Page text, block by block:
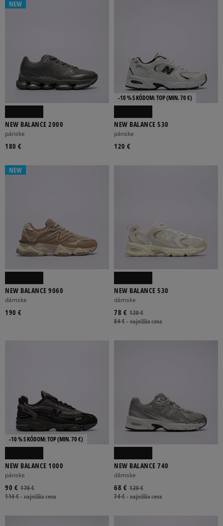
NEW
NEW BALANCE 2000
pánske
180 €
-10 % S KÓDOM: TOP (MIN. 70 €)
NEW BALANCE 530
pánske
120 €
NEW
NEW BALANCE 9060
dámske
190 €
NEW BALANCE 530
dámske
120 €
78 €
84 €-najnižšia cena
-10 % S KÓDOM: TOP (MIN. 70 €)
NEW BALANCE 1000
pánske
170 €
90 €
114 €-najnižšia cena
NEW BALANCE 740
dámske
120 €
68 €
74 €-najnižšia cena